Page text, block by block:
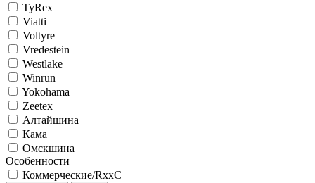
TyRex
Viatti
Voltyre
Vredestein
Westlake
Winrun
Yokohama
Zeetex
Алтайшина
Кама
Омскшина
Особенности
Коммерческие/RxxC